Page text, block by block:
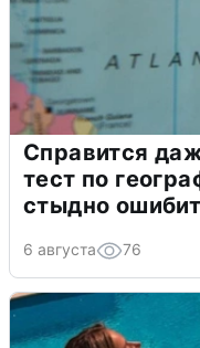
Справится
тест по
стыдно
6 августа 76